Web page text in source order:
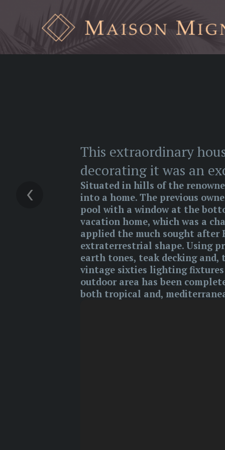
‹
This extraordinary
decorating it was an
Situated in hills of the
into a home. The previous
pool with a window at the
vacation home, which was a
applied the much sought after
extraterrestrial shape. Using
earth tones, teak decking
vintage sixties lighting fixtures
outdoor area has been
both tropical and,